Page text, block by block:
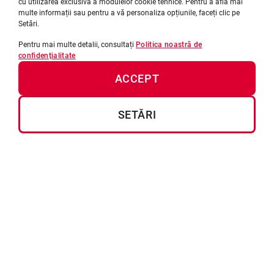
Centro Direzionale Milanofiori
Tel: +39.02.444 22111
Fax: +39.02.444 22293
CONTACTAȚI-NE
cu utilizarea exclusivă a modulelor cookie tehnice. Pentru a afla mai
multe informații sau pentru a vă personaliza opțiunile, faceți clic pe
Setări.
Pentru mai multe detalii, consultați Politica noastră de
confidențialitate
ACCEPT
SETĂRI